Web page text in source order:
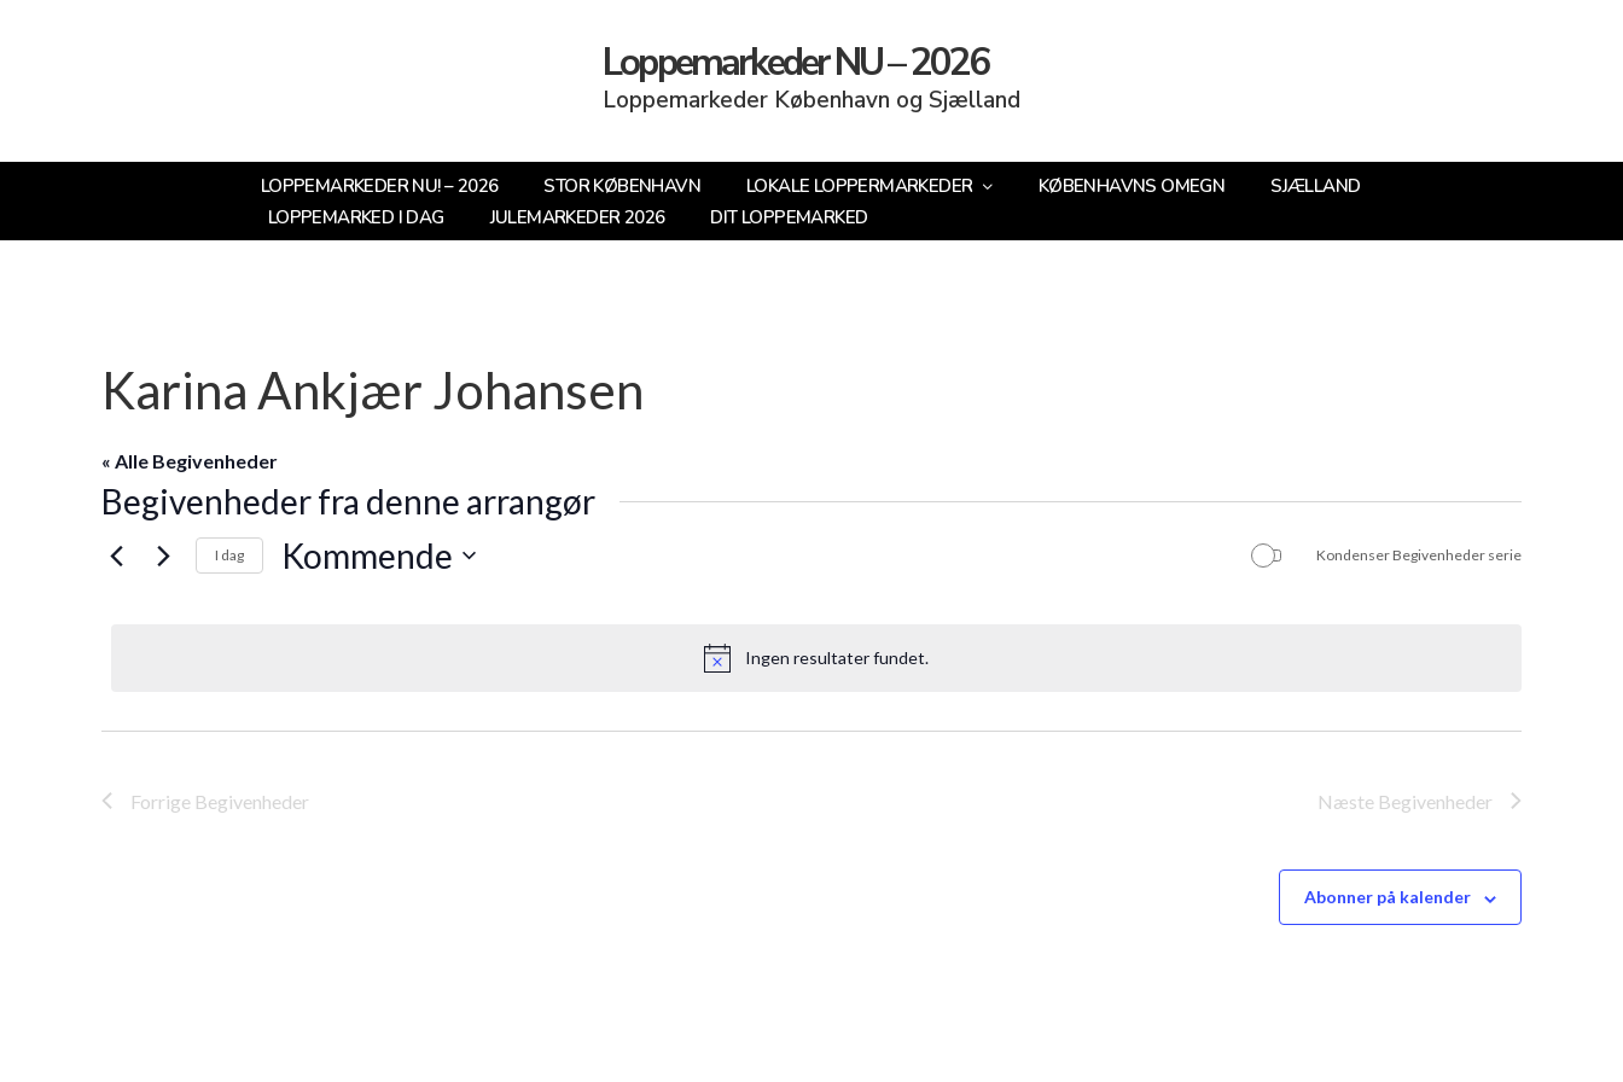
Loppemarkeder NU – 2026
Loppemarkeder København og Sjælland
LOPPEMARKEDER NU! – 2026 STOR KØBENHAVN LOKALE LOPPERMARKEDER KØBENHAVNS OMEGN
SJÆLLAND
LOPPEMARKED I DAG
JULEMARKEDER 2026 DIT LOPPEMARKED
Karina Ankjær Johansen
« Alle Begivenheder
Begivenheder fra denne arrangør
Notice
Ingen resultater fundet.
I dag Kommende Kondenser Begivenheder serie
Forrige Begivenheder Næste Begivenheder
Abonner på kalender